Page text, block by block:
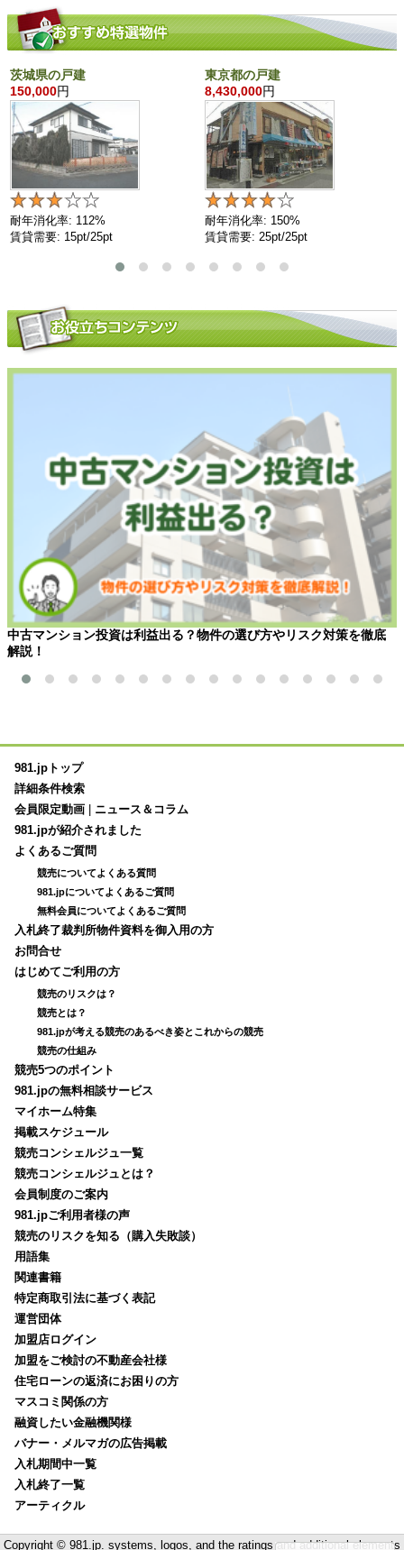
茨城県の戸建
150,000円
耐年消化率: 112%
賃貸需要: 15pt/25pt
東京都の戸建
8,430,000円
耐年消化率: 150%
賃貸需要: 25pt/25pt
中古マンション投資は利益出る？物件の選び方やリスク対策を徹底
解説！
981.jpトップ
詳細条件検索
会員限定動画
ニュース＆コラム
981.jpが紹介されました
よくあるご質問
競売についてよくある質問
981.jpについてよくあるご質問
無料会員についてよくあるご質問
入札終了裁判所物件資料を御入用の方
お問合せ
はじめてご利用の方
競売のリスクは？
競売とは？
981.jpが考える競売のあるべき姿とこれからの競売
競売の仕組み
競売5つのポイント
981.jpの無料相談サービス
マイホーム特集
掲載スケジュール
競売コンシェルジュ一覧
競売コンシェルジュとは？
会員制度のご案内
981.jpご利用者様の声
競売のリスクを知る（購入失敗談）
用語集
関連書籍
特定商取引法に基づく表記
運営団体
加盟店ログイン
加盟をご検討の不動産会社様
住宅ローンの返済にお困りの方
マスコミ関係の方
融資したい金融機関様
バナー・メルマガの広告掲載
入札期間中一覧
入札終了一覧
アーティクル
Copyright © 981.jp. systems, logos, and the ratings and additional elements